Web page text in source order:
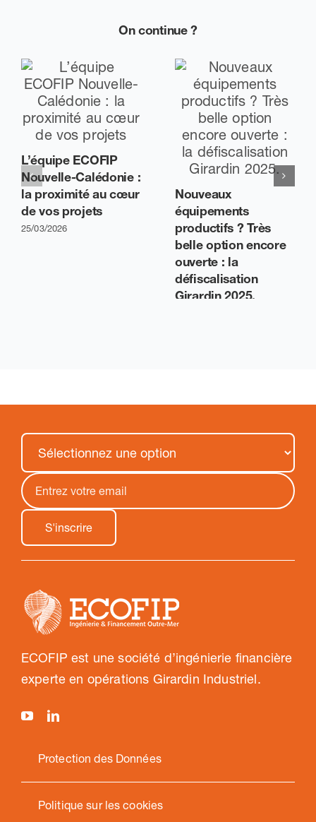
On continue ?
L’équipe ECOFIP
Nouvelle-Calédonie :
la proximité au cœur
de vos projets
25/03/2026
Nouveaux
équipements
productifs ? Très
belle option encore
ouverte : la
défiscalisation
Girardin 2025.
ECOFIP est une société d’ingénierie financière
experte en opérations Girardin Industriel.
Protection des Données
Politique sur les cookies